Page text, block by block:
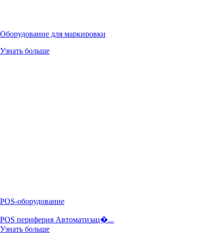
Оборудование для маркировки
Узнать больше
POS-оборудование
POS периферия Автоматизац�...
Узнать больше